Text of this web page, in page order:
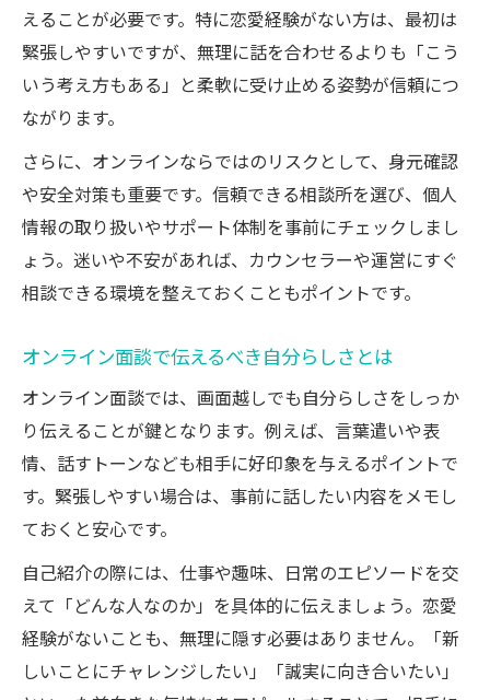
えることが必要です。特に恋愛経験がない方は、最初は
緊張しやすいですが、無理に話を合わせるよりも「こう
いう考え方もある」と柔軟に受け止める姿勢が信頼につ
ながります。
さらに、オンラインならではのリスクとして、身元確認
や安全対策も重要です。信頼できる相談所を選び、個人
情報の取り扱いやサポート体制を事前にチェックしまし
ょう。迷いや不安があれば、カウンセラーや運営にすぐ
相談できる環境を整えておくこともポイントです。
オンライン面談で伝えるべき自分らしさとは
オンライン面談では、画面越しでも自分らしさをしっか
り伝えることが鍵となります。例えば、言葉遣いや表
情、話すトーンなども相手に好印象を与えるポイントで
す。緊張しやすい場合は、事前に話したい内容をメモし
ておくと安心です。
自己紹介の際には、仕事や趣味、日常のエピソードを交
えて「どんな人なのか」を具体的に伝えましょう。恋愛
経験がないことも、無理に隠す必要はありません。「新
しいことにチャレンジしたい」「誠実に向き合いたい」